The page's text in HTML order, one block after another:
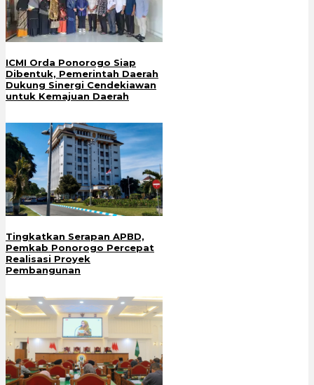
ICMI Orda Ponorogo Siap
Dibentuk, Pemerintah Daerah
Dukung Sinergi Cendekiawan
untuk Kemajuan Daerah
Tingkatkan Serapan APBD,
Pemkab Ponorogo Percepat
Realisasi Proyek
Pembangunan